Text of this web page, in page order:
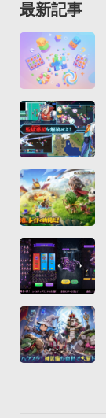
最新記事